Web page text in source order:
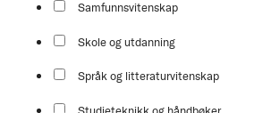
Samfunnsvitenskap
Skole og utdanning
Språk og litteraturvitenskap